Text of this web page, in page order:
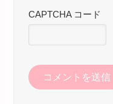
CAPTCHA コード